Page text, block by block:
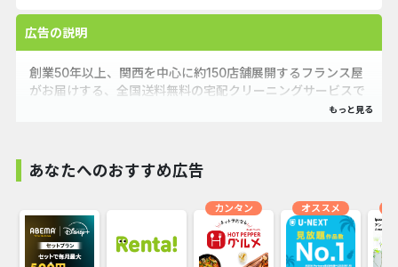
広告の説明
創業50年以上、関西を中心に約150店舗展開するフランス屋
がお届けする、全国送料無料の宅配クリーニングサービスで
◯送料無料
◯シミ抜き無料
あなたへのおすすめ広告
カンタン オススメ